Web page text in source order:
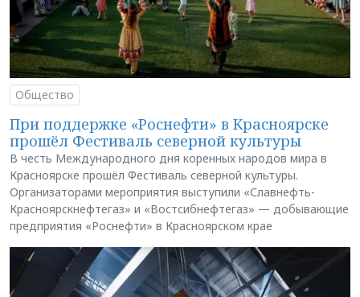
Общество
При поддержке «Роснефти» в Красноярске
прошёл Фестиваль северной культуры
В честь Международного дня коренных народов мира в
Красноярске прошёл Фестиваль северной культуры.
Организаторами мероприятия выступили «Славнефть-
Красноярскнефтегаз» и «Востсибнефтегаз» — добывающие
предприятия «Роснефти» в Красноярском крае